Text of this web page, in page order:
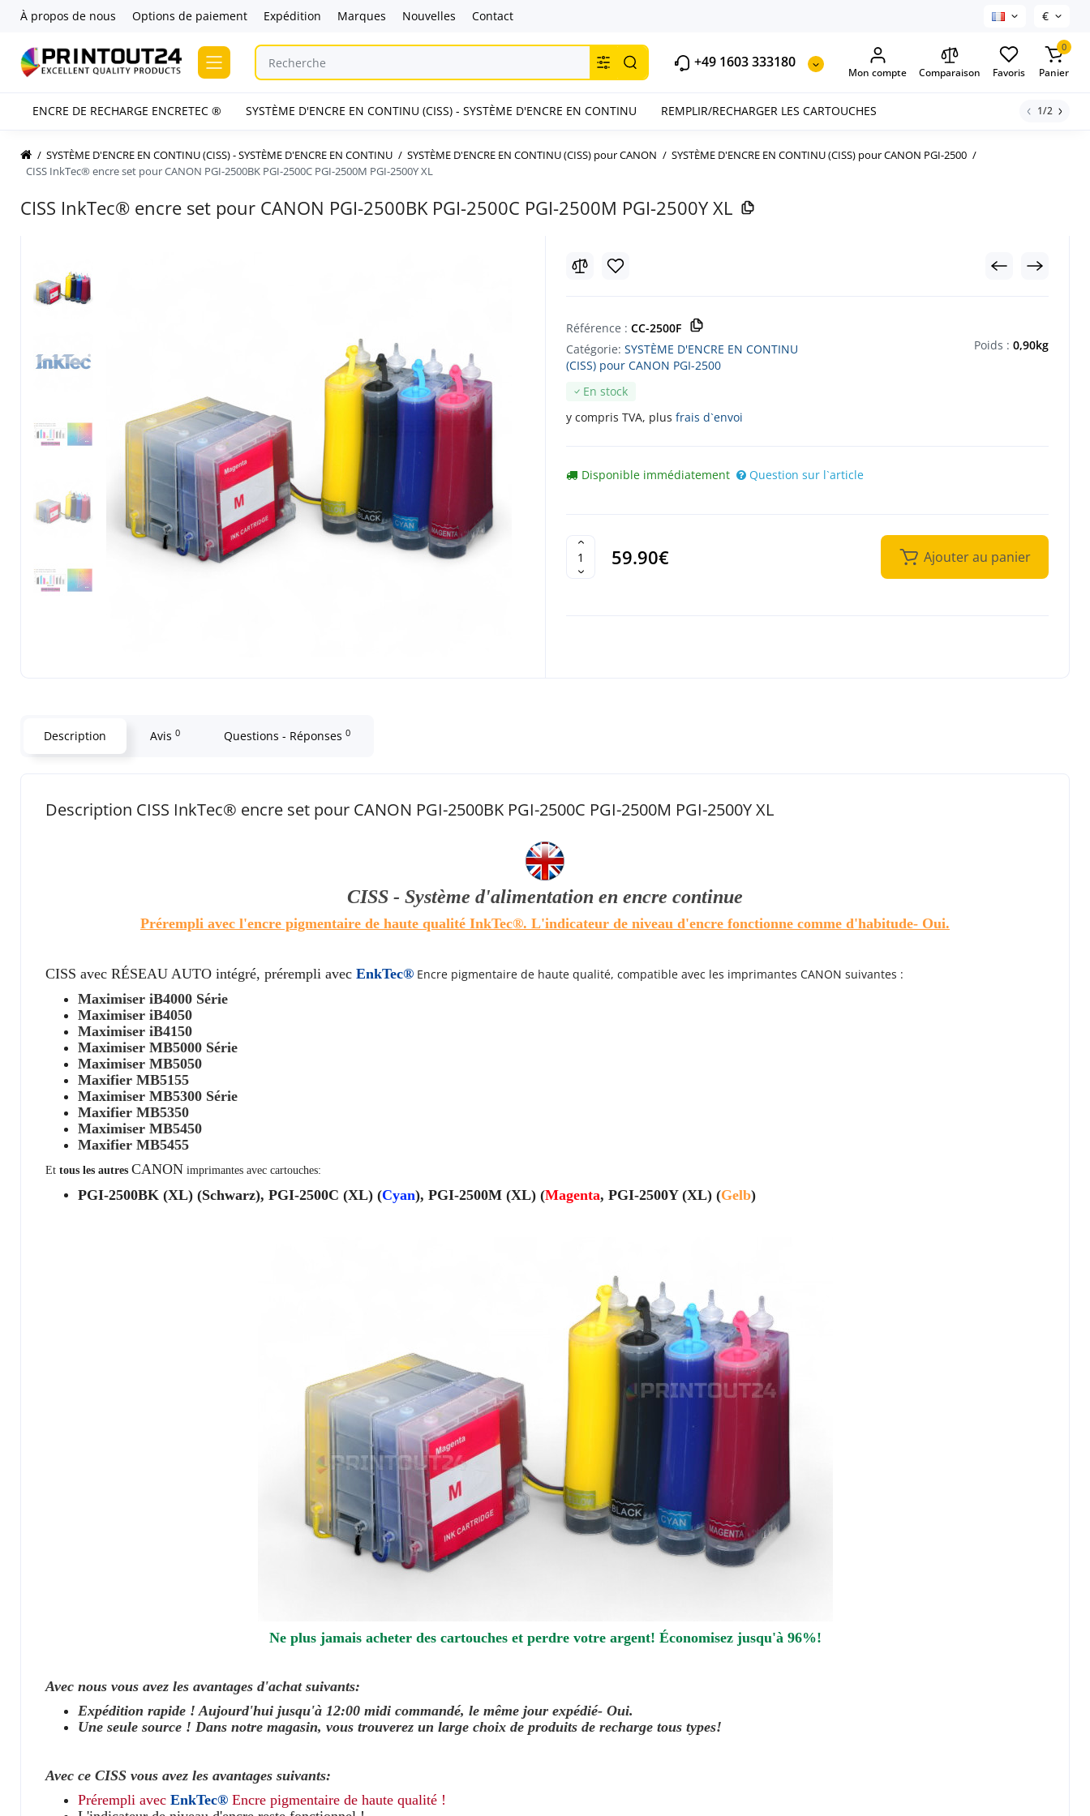
À propos de nous Options de paiement Expédition Marques Nouvelles Contact €
+49 1603 333180
Mon compte Comparaison Favoris
0
Panier
ENCRE DE RECHARGE ENCRETEC ® SYSTÈME D'ENCRE EN CONTINU (CISS) - SYSTÈME D'ENCRE EN CONTINU REMPLIR/RECHARGER LES CARTOUCHES 1/2
SYSTÈME D'ENCRE EN CONTINU (CISS) - SYSTÈME D'ENCRE EN CONTINU SYSTÈME D'ENCRE EN CONTINU (CISS) pour CANON
SYSTÈME D'ENCRE EN CONTINU (CISS) pour CANON PGI-2500
CISS InkTec® encre set pour CANON PGI-2500BK PGI-2500C PGI-2500M PGI-2500Y XL
CISS InkTec® encre set pour CANON PGI-2500BK PGI-2500C PGI-2500M PGI-2500Y XL
Référence : CC-2500F
Catégorie: SYSTÈME D'ENCRE EN CONTINU
(CISS) pour CANON PGI-2500
En stock
y compris TVA, plus frais d`envoi
Poids : 0,90kg
Disponible immédiatement Question sur l`article
59.90€ Ajouter au panier
Description Avis 0 Questions - Réponses 0
Description CISS InkTec® encre set pour CANON PGI-2500BK PGI-2500C PGI-2500M PGI-2500Y XL
CISS - Système d'alimentation en encre continue
Prérempli avec l'encre pigmentaire de haute qualité InkTec®. L'indicateur de niveau d'encre fonctionne comme d'habitude- Oui.
CISS avec RÉSEAU AUTO intégré, prérempli avec EnkTec® Encre pigmentaire de haute qualité, compatible avec les imprimantes CANON suivantes :
Maximiser iB4000 Série
Maximiser iB4050
Maximiser iB4150
Maximiser MB5000 Série
Maximiser MB5050
Maxifier MB5155
Maximiser MB5300 Série
Maxifier MB5350
Maximiser MB5450
Maxifier MB5455
Et tous les autres CANON imprimantes avec cartouches:
PGI-2500BK (XL) (Schwarz), PGI-2500C (XL) (Cyan), PGI-2500M (XL) (Magenta, PGI-2500Y (XL) (Gelb)
Ne plus jamais acheter des cartouches et perdre votre argent! Économisez jusqu'à 96%!
Avec nous vous avez les avantages d'achat suivants:
Expédition rapide ! Aujourd'hui jusqu'à 12:00 midi commandé, le même jour expédié- Oui.
Une seule source ! Dans notre magasin, vous trouverez un large choix de produits de recharge tous types!
Avec ce CISS vous avez les avantages suivants:
Prérempli avec EnkTec® Encre pigmentaire de haute qualité !